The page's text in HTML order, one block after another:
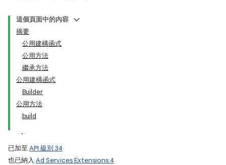
這個頁面中的內容
摘要
公用建構函式
公用方法
繼承方法
公用建構函式
Builder
公用方法
build
已加至 API 級別 34
也已納入 Ad Services Extensions 4